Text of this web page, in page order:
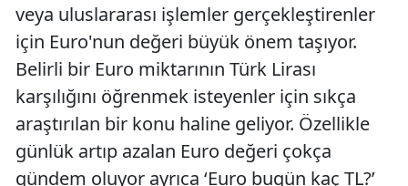
veya uluslararası işlemler gerçekleştirenler
için Euro'nun değeri büyük önem taşıyor.
Belirli bir Euro miktarının Türk Lirası
karşılığını öğrenmek isteyenler için sıkça
araştırılan bir konu haline geliyor. Özellikle
günlük artıp azalan Euro değeri çokça
gündem oluyor ayrıca ‘Euro bugün kaç TL?’